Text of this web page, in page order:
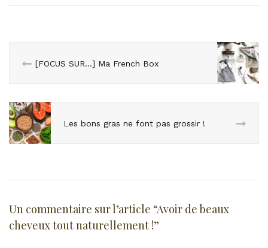
[FOCUS SUR…] Ma French Box
Les bons gras ne font pas grossir !
Un commentaire sur l’article “Avoir de beaux
cheveux tout naturellement !”